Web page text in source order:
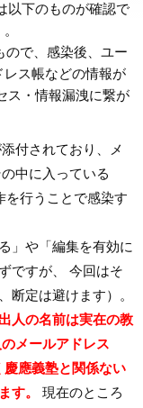
以下のものが確認で
ので、感染後、ユー
ス帳などの情報が
ス・情報漏洩に繋が
付されており、メ
中に入っている
を行うことで感染す
」や「編集を有効に
ですが、 今回はそ
断定は避けます）。
人の名前は実在の教
メールアドレス
應義塾と関係ない
す。現在のところ